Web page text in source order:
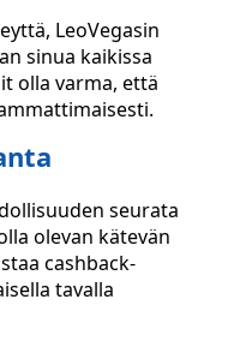
LeoVegasin
sinua kaikissa
olla varma, että
seurata
olevan kätevän
cashback-
tavalla